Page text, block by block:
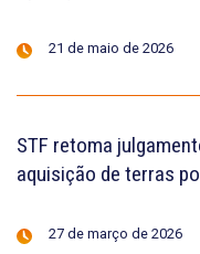
21 de maio de 2026
STF retoma
aquisição de terras
27 de março de 2026